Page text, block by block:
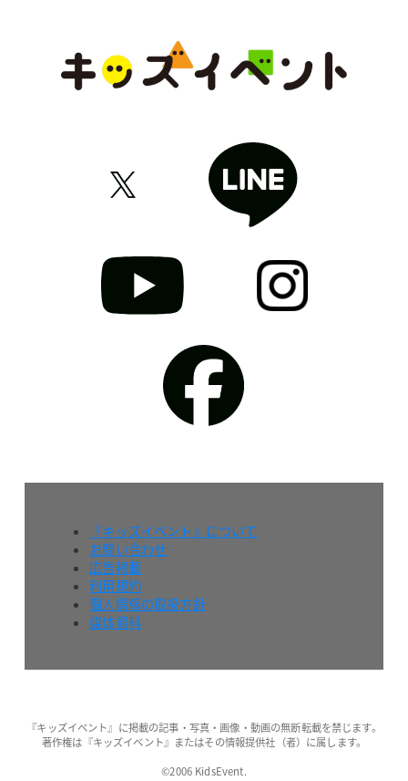
『キッズイベント』について
お問い合わせ
広告掲載
利用規約
個人情報の取扱方針
媒体資料
『キッズイベント』に掲載の記事・写真・画像・動画の無断転載を禁じます。
著作権は『キッズイベント』またはその情報提供社（者）に属します。
©2006 KidsEvent.